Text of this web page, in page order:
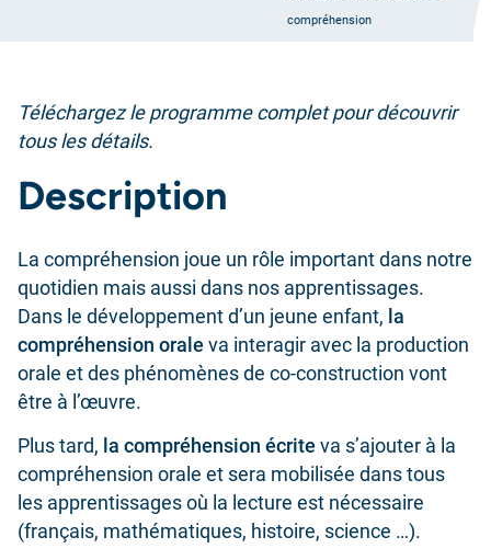
compréhension
Téléchargez le programme complet pour découvrir
tous les détails.
Description
La compréhension joue un rôle important dans notre
quotidien mais aussi dans nos apprentissages.
Dans le développement d’un jeune enfant, la
compréhension orale va interagir avec la production
orale et des phénomènes de co-construction vont
être à l’œuvre.
Plus tard, la compréhension écrite va s’ajouter à la
compréhension orale et sera mobilisée dans tous
les apprentissages où la lecture est nécessaire
(français, mathématiques, histoire, science …).